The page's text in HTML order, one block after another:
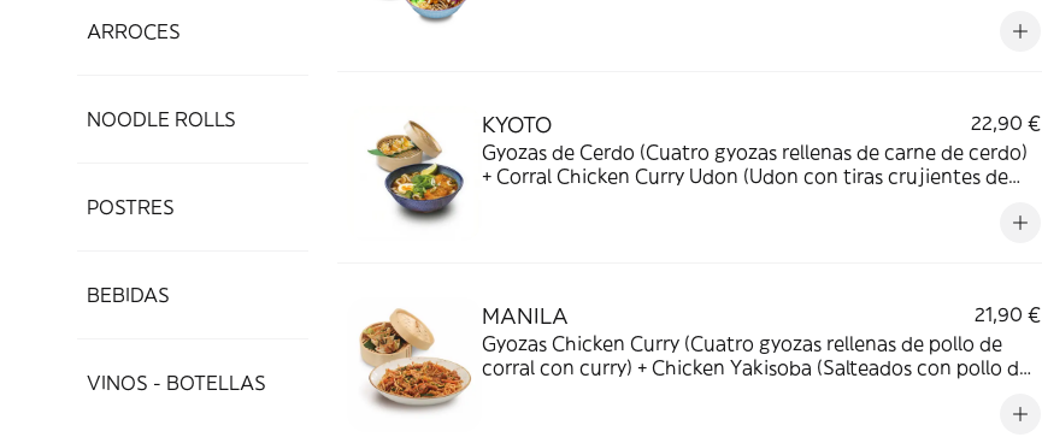
ARROCES
NOODLE ROLLS
POSTRES
BEBIDAS
VINOS - BOTELLAS
katsuobushi) + Oyako Don (Arroz con tiras de contramuslo
pollo de corral rebozado, huevo, setas shimeji, pak choi,
espinacas, cebolla roja, setas shiitake y lima).
KYOTO
22,90 €
Gyozas de Cerdo (Cuatro gyozas rellenas de carne de cerdo)
+ Corral Chicken Curry Udon (Udon con tiras crujientes de
MANILA
21,90 €
Gyozas Chicken Curry (Cuatro gyozas rellenas de pollo de
corral con curry) + Chicken Yakisoba (Salteados con pollo de